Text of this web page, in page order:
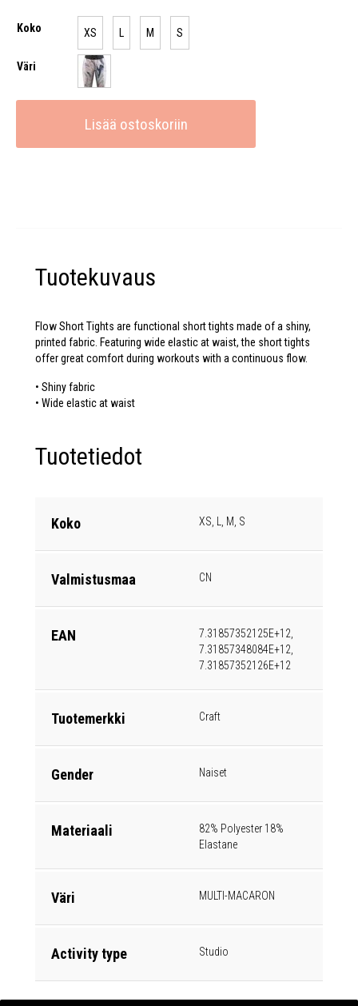
Koko XS L M S
Väri
Lisää ostoskoriin
Tuotekuvaus
Flow Short Tights are functional short tights made of a shiny,
printed fabric. Featuring wide elastic at waist, the short tights
offer great comfort during workouts with a continuous flow.
• Shiny fabric
• Wide elastic at waist
Tuotetiedot
Koko XS, L, M, S
Valmistusmaa CN
EAN
7.31857352125E+12,
7.31857348084E+12,
7.31857352126E+12
Tuotemerkki Craft
Gender Naiset
Materiaali
82% Polyester 18%
Elastane
Väri MULTI-MACARON
Activity type Studio